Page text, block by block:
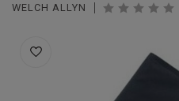
WELCH ALLYN